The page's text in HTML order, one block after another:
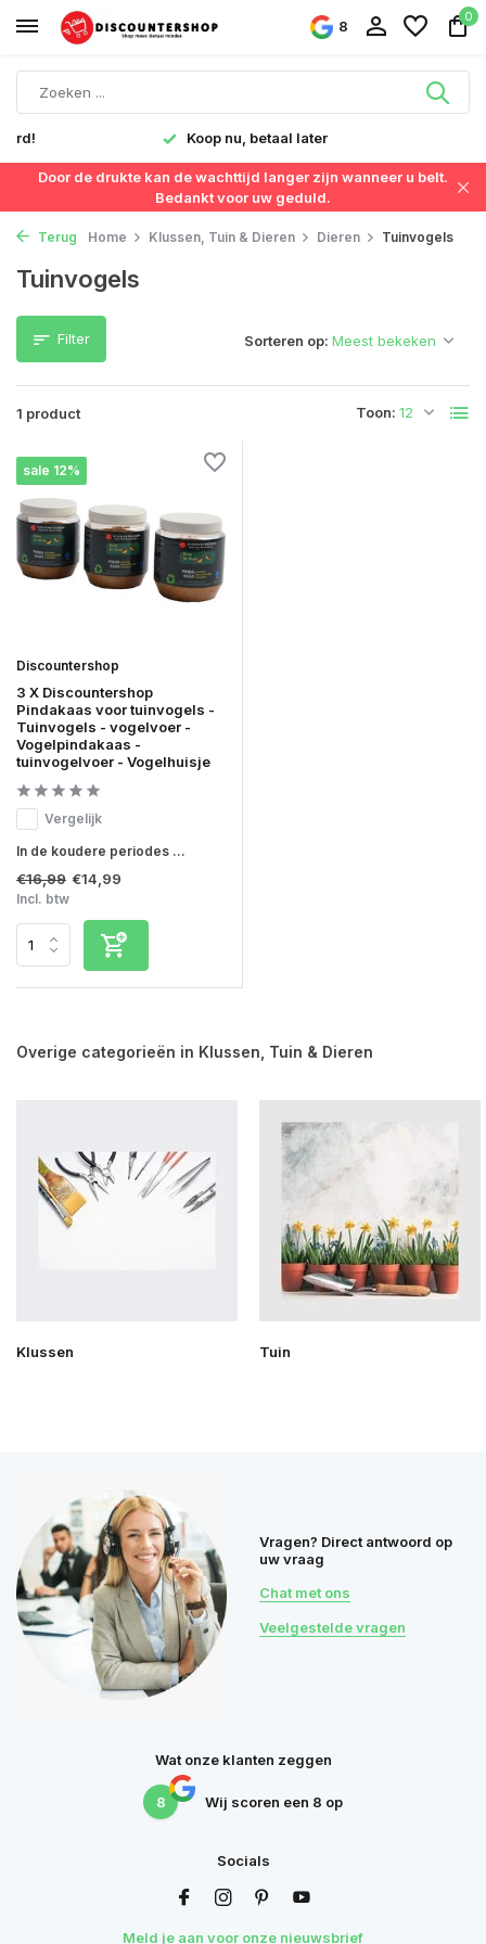
8
0
Koop nu, betaal later
Door de drukte kan de wachttijd langer zijn wanneer u belt.
Bedankt voor uw geduld.
Terug Home Klussen, Tuin & Dieren Dieren Tuinvogels
Tuinvogels
Filter
1 product Toon:
Sorteren op:
sale 12%
Discountershop
3 X Discountershop
Pindakaas voor tuinvogels -
Tuinvogels - vogelvoer -
Vogelpindakaas -
tuinvogelvoer - Vogelhuisje
Vergelijk
In de koudere periodes ...
€16,99 €14,99
Incl. btw
Overige categorieën in Klussen, Tuin & Dieren
Klussen Tuin
Vragen? Direct antwoord op
uw vraag
Chat met ons
Veelgestelde vragen
Wat onze klanten zeggen
8 Wij scoren een 8 op
Socials
Meld je aan voor onze nieuwsbrief